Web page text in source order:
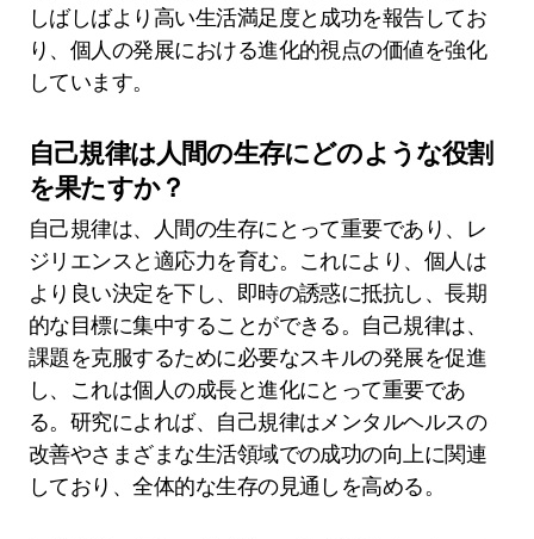
しばしばより高い生活満足度と成功を報告してお
り、個人の発展における進化的視点の価値を強化
しています。
自己規律は人間の生存にどのような役割
を果たすか？
自己規律は、人間の生存にとって重要であり、レ
ジリエンスと適応力を育む。これにより、個人は
より良い決定を下し、即時の誘惑に抵抗し、長期
的な目標に集中することができる。自己規律は、
課題を克服するために必要なスキルの発展を促進
し、これは個人の成長と進化にとって重要であ
る。研究によれば、自己規律はメンタルヘルスの
改善やさまざまな生活領域での成功の向上に関連
しており、全体的な生存の見通しを高める。